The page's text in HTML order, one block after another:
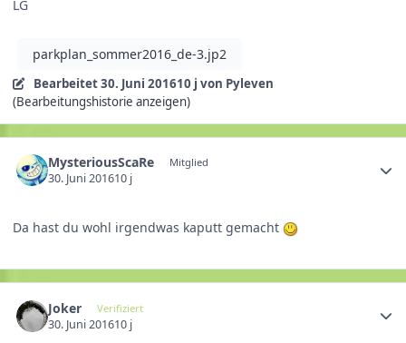
LG
parkplan_sommer2016_de-3.jp2
Bearbeitet30. Juni 201610 j von Pyleven
(Bearbeitungshistorie anzeigen)
MysteriousScaRe Mitglied
30. Juni 201610 j
Da hast du wohl irgendwas kaputt gemacht
Joker Verifiziert
30. Juni 201610 j